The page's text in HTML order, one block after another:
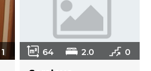
1 64 2.0 0